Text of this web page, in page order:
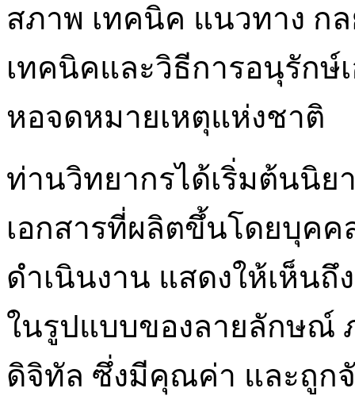
สภาพ เทคนิค แนวทาง ก
เทคนิคและวิธีการอนุรักษ์
หอจดหมายเหตุแห่งชาติ
ท่านวิทยากรได้เริ่มต้นนิย
เอกสารที่ผลิตขึ้นโดยบุคค
ดำเนินงาน แสดงให้เห็น
ในรูปแบบของลายลักษณ์
ดิจิทัล ซึ่งมีคุณค่า และถูก